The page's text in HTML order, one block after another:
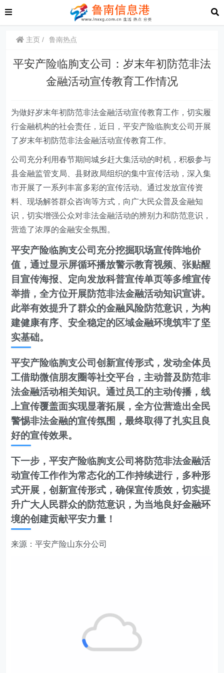
主页 鲁南热点
平安产险临朐支公司：岁末年初防范非法
金融活动宣传教育工作情况
为做好岁末年初防范非法金融活动宣传教育工作 ，切实履
行金融机构的社会责任，近日，平安产险临朐支公司开展
了岁末年初防范非法金融活动宣传教育工作。
公司充分利用春节期间城乡赶大集活动的时机，积极参与
县金融监管支局、县财政局组织的集中宣传活动，深入集
市开展了一系列丰富多彩的宣传活动。通过发放宣传资
料、现场解答群众咨询等方式，向广大民众普及金融知
识，切实增强公众对非法金融活动的辨别力和防范意识，
营造了浓厚的金融安全氛围。
平安产险临朐支公司充分挖掘职场宣传阵地价
值，通过显示屏循环播放警示教育视频、张贴醒
目宣传海报、定向发放科普宣传单页等多维宣传
举措，全方位开展防范非法金融活动知识宣讲。
此举有效提升了群众的金融风险防范意识，为构
建健康有序、安全稳定的区域金融环境筑牢了坚
实基础。
平安产险临朐支公司创新宣传形式，发动全体员
工借助微信朋友圈等社交平台，主动普及防范非
法金融活动相关知识。通过员工的主动传播，线
上宣传覆盖面实现显著拓展，全方位营造出全民
警惕非法金融的宣传氛围，最终取得了扎实且良
好的宣传效果。
下一步，平安产险临朐支公司将防范非法金融活
动宣传工作作为常态化的工作持续进行，多种形
式开展，创新宣传形式，确保宣传质效，切实提
升广大人民群众的防范意识，为当地良好金融环
境的创建贡献平安力量！
来源：平安产险山东分公司